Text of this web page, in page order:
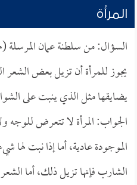
المرأة
السؤال: من سلطنة عمان
يجوز للمرأة أن تزيل بعض الشعر
يضايقها مثل الذي ينبت على
الجواب: المرأة لا تتعرض للوجه
الموجودة عادية، أما إذا نبت لها
الشارب فإنها تزيل ذلك، أما